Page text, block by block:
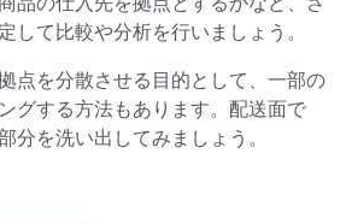
して比較や分析を行いましょう。
点を分散させる目的として、一部の
グする方法もあります。配送面で
分を洗い出してみましょう。